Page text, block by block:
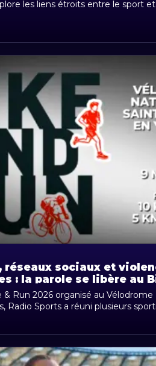
les liens étroits entre le sport
réseaux sociaux et
: la parole se libère au
National de Saint-
& Run 2026 organisé au
Radio Sports a réuni plusieurs